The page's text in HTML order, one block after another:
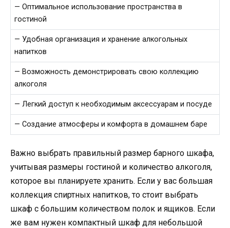
— Оптимальное использование пространства в
гостиной
— Удобная организация и хранение алкогольных
напитков
— Возможность демонстрировать свою коллекцию
алкоголя
— Легкий доступ к необходимым аксессуарам и посуде
— Создание атмосферы и комфорта в домашнем баре
Важно выбрать правильный размер барного шкафа,
учитывая размеры гостиной и количество алкоголя,
которое вы планируете хранить. Если у вас большая
коллекция спиртных напитков, то стоит выбрать
шкаф с большим количеством полок и ящиков. Если
же вам нужен компактный шкаф для небольшой